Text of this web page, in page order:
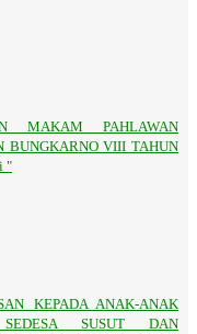
MAKAM PAHLAWAN
BUNGKARNO VIII TAHUN
"
KEPADA ANAK-ANAK
SUSUT DAN